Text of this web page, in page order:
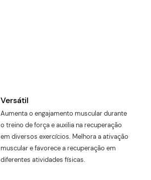
Versátil
Aumenta o engajamento muscular durante
o treino de força e auxilia na recuperação
em diversos exercícios. Melhora a ativação
muscular e favorece a recuperação em
diferentes atividades físicas.